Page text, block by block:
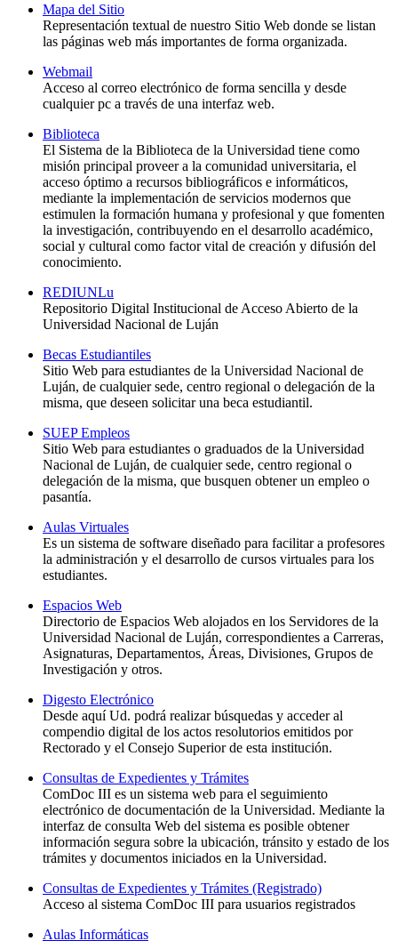
Mapa del Sitio
Representación textual de nuestro Sitio Web donde se listan
las páginas web más importantes de forma organizada.
Webmail
Acceso al correo electrónico de forma sencilla y desde
cualquier pc a través de una interfaz web.
Biblioteca
El Sistema de la Biblioteca de la Universidad tiene como
misión principal proveer a la comunidad universitaria, el
acceso óptimo a recursos bibliográficos e informáticos,
mediante la implementación de servicios modernos que
estimulen la formación humana y profesional y que fomenten
la investigación, contribuyendo en el desarrollo académico,
social y cultural como factor vital de creación y difusión del
conocimiento.
REDIUNLu
Repositorio Digital Institucional de Acceso Abierto de la
Universidad Nacional de Luján
Becas Estudiantiles
Sitio Web para estudiantes de la Universidad Nacional de
Luján, de cualquier sede, centro regional o delegación de la
misma, que deseen solicitar una beca estudiantil.
SUEP Empleos
Sitio Web para estudiantes o graduados de la Universidad
Nacional de Luján, de cualquier sede, centro regional o
delegación de la misma, que busquen obtener un empleo o
pasantía.
Aulas Virtuales
Es un sistema de software diseñado para facilitar a profesores
la administración y el desarrollo de cursos virtuales para los
estudiantes.
Espacios Web
Directorio de Espacios Web alojados en los Servidores de la
Universidad Nacional de Luján, correspondientes a Carreras,
Asignaturas, Departamentos, Áreas, Divisiones, Grupos de
Investigación y otros.
Digesto Electrónico
Desde aquí Ud. podrá realizar búsquedas y acceder al
compendio digital de los actos resolutorios emitidos por
Rectorado y el Consejo Superior de esta institución.
Consultas de Expedientes y Trámites
ComDoc III es un sistema web para el seguimiento
electrónico de documentación de la Universidad. Mediante la
interfaz de consulta Web del sistema es posible obtener
información segura sobre la ubicación, tránsito y estado de los
trámites y documentos iniciados en la Universidad.
Consultas de Expedientes y Trámites (Registrado)
Acceso al sistema ComDoc III para usuarios registrados
Aulas Informáticas